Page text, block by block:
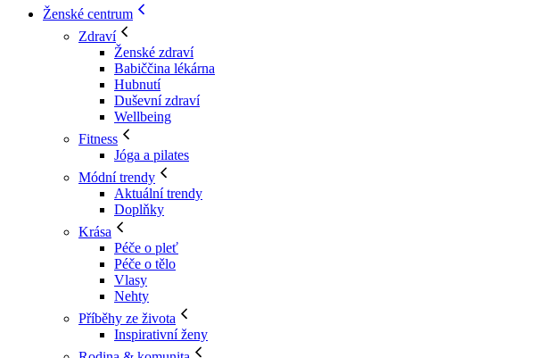
Ženské centrum
Zdraví
Ženské zdraví
Babiččina lékárna
Hubnutí
Duševní zdraví
Wellbeing
Fitness
Jóga a pilates
Módní trendy
Aktuální trendy
Doplňky
Krása
Péče o pleť
Péče o tělo
Vlasy
Nehty
Příběhy ze života
Inspirativní ženy